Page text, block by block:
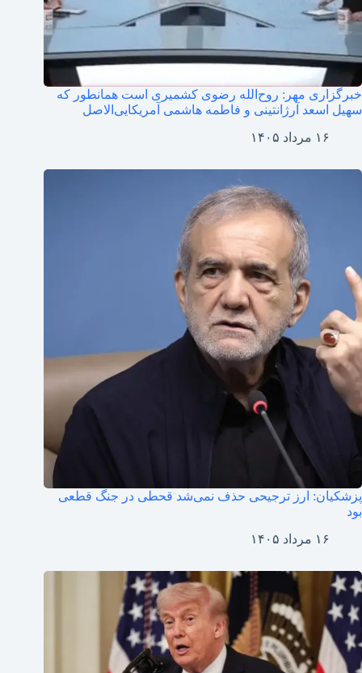
خبرگزاری مهر: روح‌الله رضوی کشمیری است همانطور که
سهیل اسعد آرژانتینی و فاطمه هاشمی آمریکایی‌الاصل
۱۶ مرداد ۱۴۰۵
پزشکیان: ارز ترجیحی حذف نمی‌شد قحطی در جنگ قطعی
بود
۱۶ مرداد ۱۴۰۵